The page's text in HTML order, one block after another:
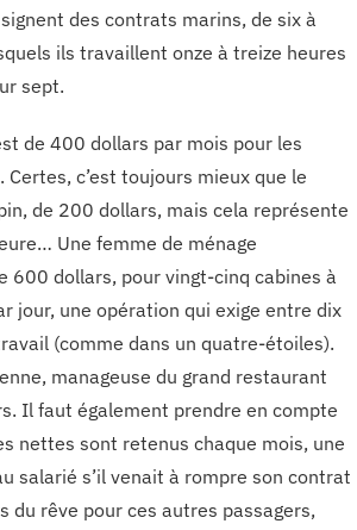
des contrats marins, de six à
ils travaillent onze à treize heures
sept.
de 400 dollars par mois pour les
c’est toujours mieux que le
de 200 dollars, mais cela représente
Une femme de ménage
600 dollars, pour vingt-cinq cabines à
jour, une opération qui exige entre dix
(comme dans un quatre-étoiles).
manageuse du grand restaurant
Il faut également prendre en compte
nettes sont retenus chaque mois, une
salarié s’il venait à rompre son contrat
du rêve pour ces autres passagers,